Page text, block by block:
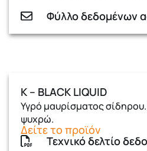
Φύλλο δεδομένων
Κ – BLACK LIQUID
Υγρό μαυρίσματος
ψυχρώ.
Δείτε το προϊόν
Τεχνικό δελτίο